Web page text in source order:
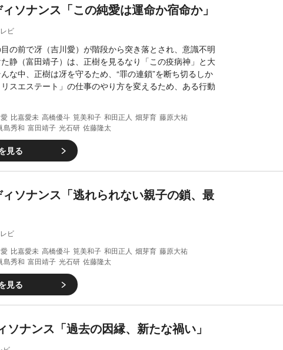
ソナンス「この純愛は運命か宿命か」
ビ
の前で冴（吉川愛）が階段から突き落とされ、意識不明
静（富田靖子）は、正樹を見るなり「この疫病神」と大
な中、正樹は冴を守るため、“罪の連鎖”を断ち切るしか
スエステート」の仕事のやり方を変えるため、ある行動
比嘉愛未 高橋優斗 筧美和子 和田正人 畑芽育 藤原大祐
島秀和 富田靖子 光石研 佐藤隆太
見る
ソナンス「逃れられない親子の鎖、最
ビ
比嘉愛未 高橋優斗 筧美和子 和田正人 畑芽育 藤原大祐
島秀和 富田靖子 光石研 佐藤隆太
見る
ソナンス「過去の因縁、新たな禍い」